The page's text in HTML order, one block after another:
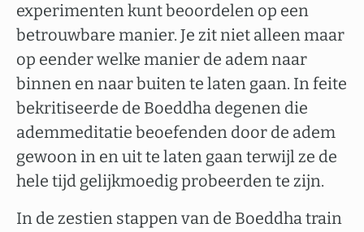
experimenten kunt beoordelen op een
betrouwbare manier. Je zit niet alleen maar
op eender welke manier de adem naar
binnen en naar buiten te laten gaan. In feite
bekritiseerde de Boeddha degenen die
ademmeditatie beoefenden door de adem
gewoon in en uit te laten gaan terwijl ze de
hele tijd gelijkmoedig probeerden te zijn.
In de zestien stappen van de Boeddha train